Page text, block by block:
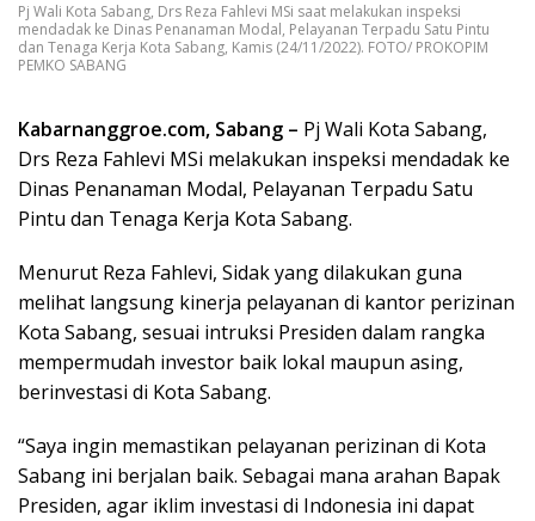
Pj Wali Kota Sabang, Drs Reza Fahlevi MSi saat melakukan inspeksi
mendadak ke Dinas Penanaman Modal, Pelayanan Terpadu Satu Pintu
dan Tenaga Kerja Kota Sabang, Kamis (24/11/2022). FOTO/ PROKOPIM
PEMKO SABANG
Kabarnanggroe.com, Sabang – Pj Wali Kota Sabang,
Drs Reza Fahlevi MSi melakukan inspeksi mendadak ke
Dinas Penanaman Modal, Pelayanan Terpadu Satu
Pintu dan Tenaga Kerja Kota Sabang.
Menurut Reza Fahlevi, Sidak yang dilakukan guna
melihat langsung kinerja pelayanan di kantor perizinan
Kota Sabang, sesuai intruksi Presiden dalam rangka
mempermudah investor baik lokal maupun asing,
berinvestasi di Kota Sabang.
“Saya ingin memastikan pelayanan perizinan di Kota
Sabang ini berjalan baik. Sebagai mana arahan Bapak
Presiden, agar iklim investasi di Indonesia ini dapat